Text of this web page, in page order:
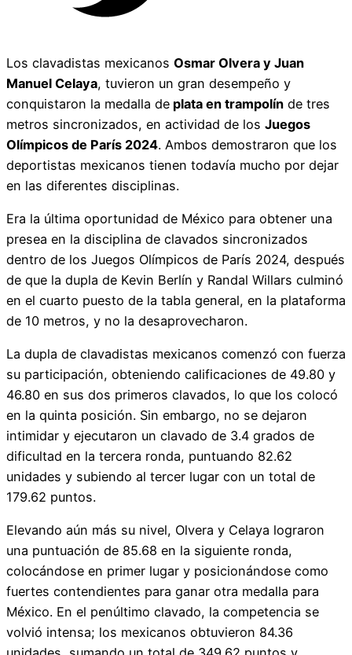
Los clavadistas mexicanos Osmar Olvera y Juan
Manuel Celaya, tuvieron un gran desempeño y
conquistaron la medalla de plata en trampolín de tres
metros sincronizados, en actividad de los Juegos
Olímpicos de París 2024. Ambos demostraron que los
deportistas mexicanos tienen todavía mucho por dejar
en las diferentes disciplinas.
Era la última oportunidad de México para obtener una
presea en la disciplina de clavados sincronizados
dentro de los Juegos Olímpicos de París 2024, después
de que la dupla de Kevin Berlín y Randal Willars culminó
en el cuarto puesto de la tabla general, en la plataforma
de 10 metros, y no la desaprovecharon.
La dupla de clavadistas mexicanos comenzó con fuerza
su participación, obteniendo calificaciones de 49.80 y
46.80 en sus dos primeros clavados, lo que los colocó
en la quinta posición. Sin embargo, no se dejaron
intimidar y ejecutaron un clavado de 3.4 grados de
dificultad en la tercera ronda, puntuando 82.62
unidades y subiendo al tercer lugar con un total de
179.62 puntos.
Elevando aún más su nivel, Olvera y Celaya lograron
una puntuación de 85.68 en la siguiente ronda,
colocándose en primer lugar y posicionándose como
fuertes contendientes para ganar otra medalla para
México. En el penúltimo clavado, la competencia se
volvió intensa; los mexicanos obtuvieron 84.36